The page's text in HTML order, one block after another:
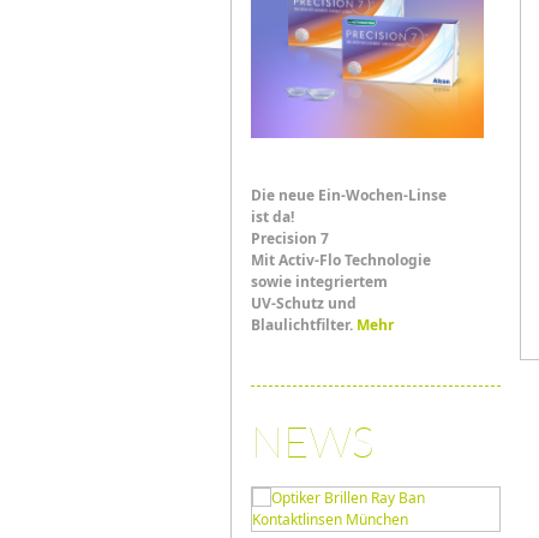
Die neue Ein-Wochen-Linse
ist da!
Precision 7
Mit Activ-Flo Technologie
sowie integriertem
UV-Schutz und
Blaulichtfilter. Mehr
NEWS